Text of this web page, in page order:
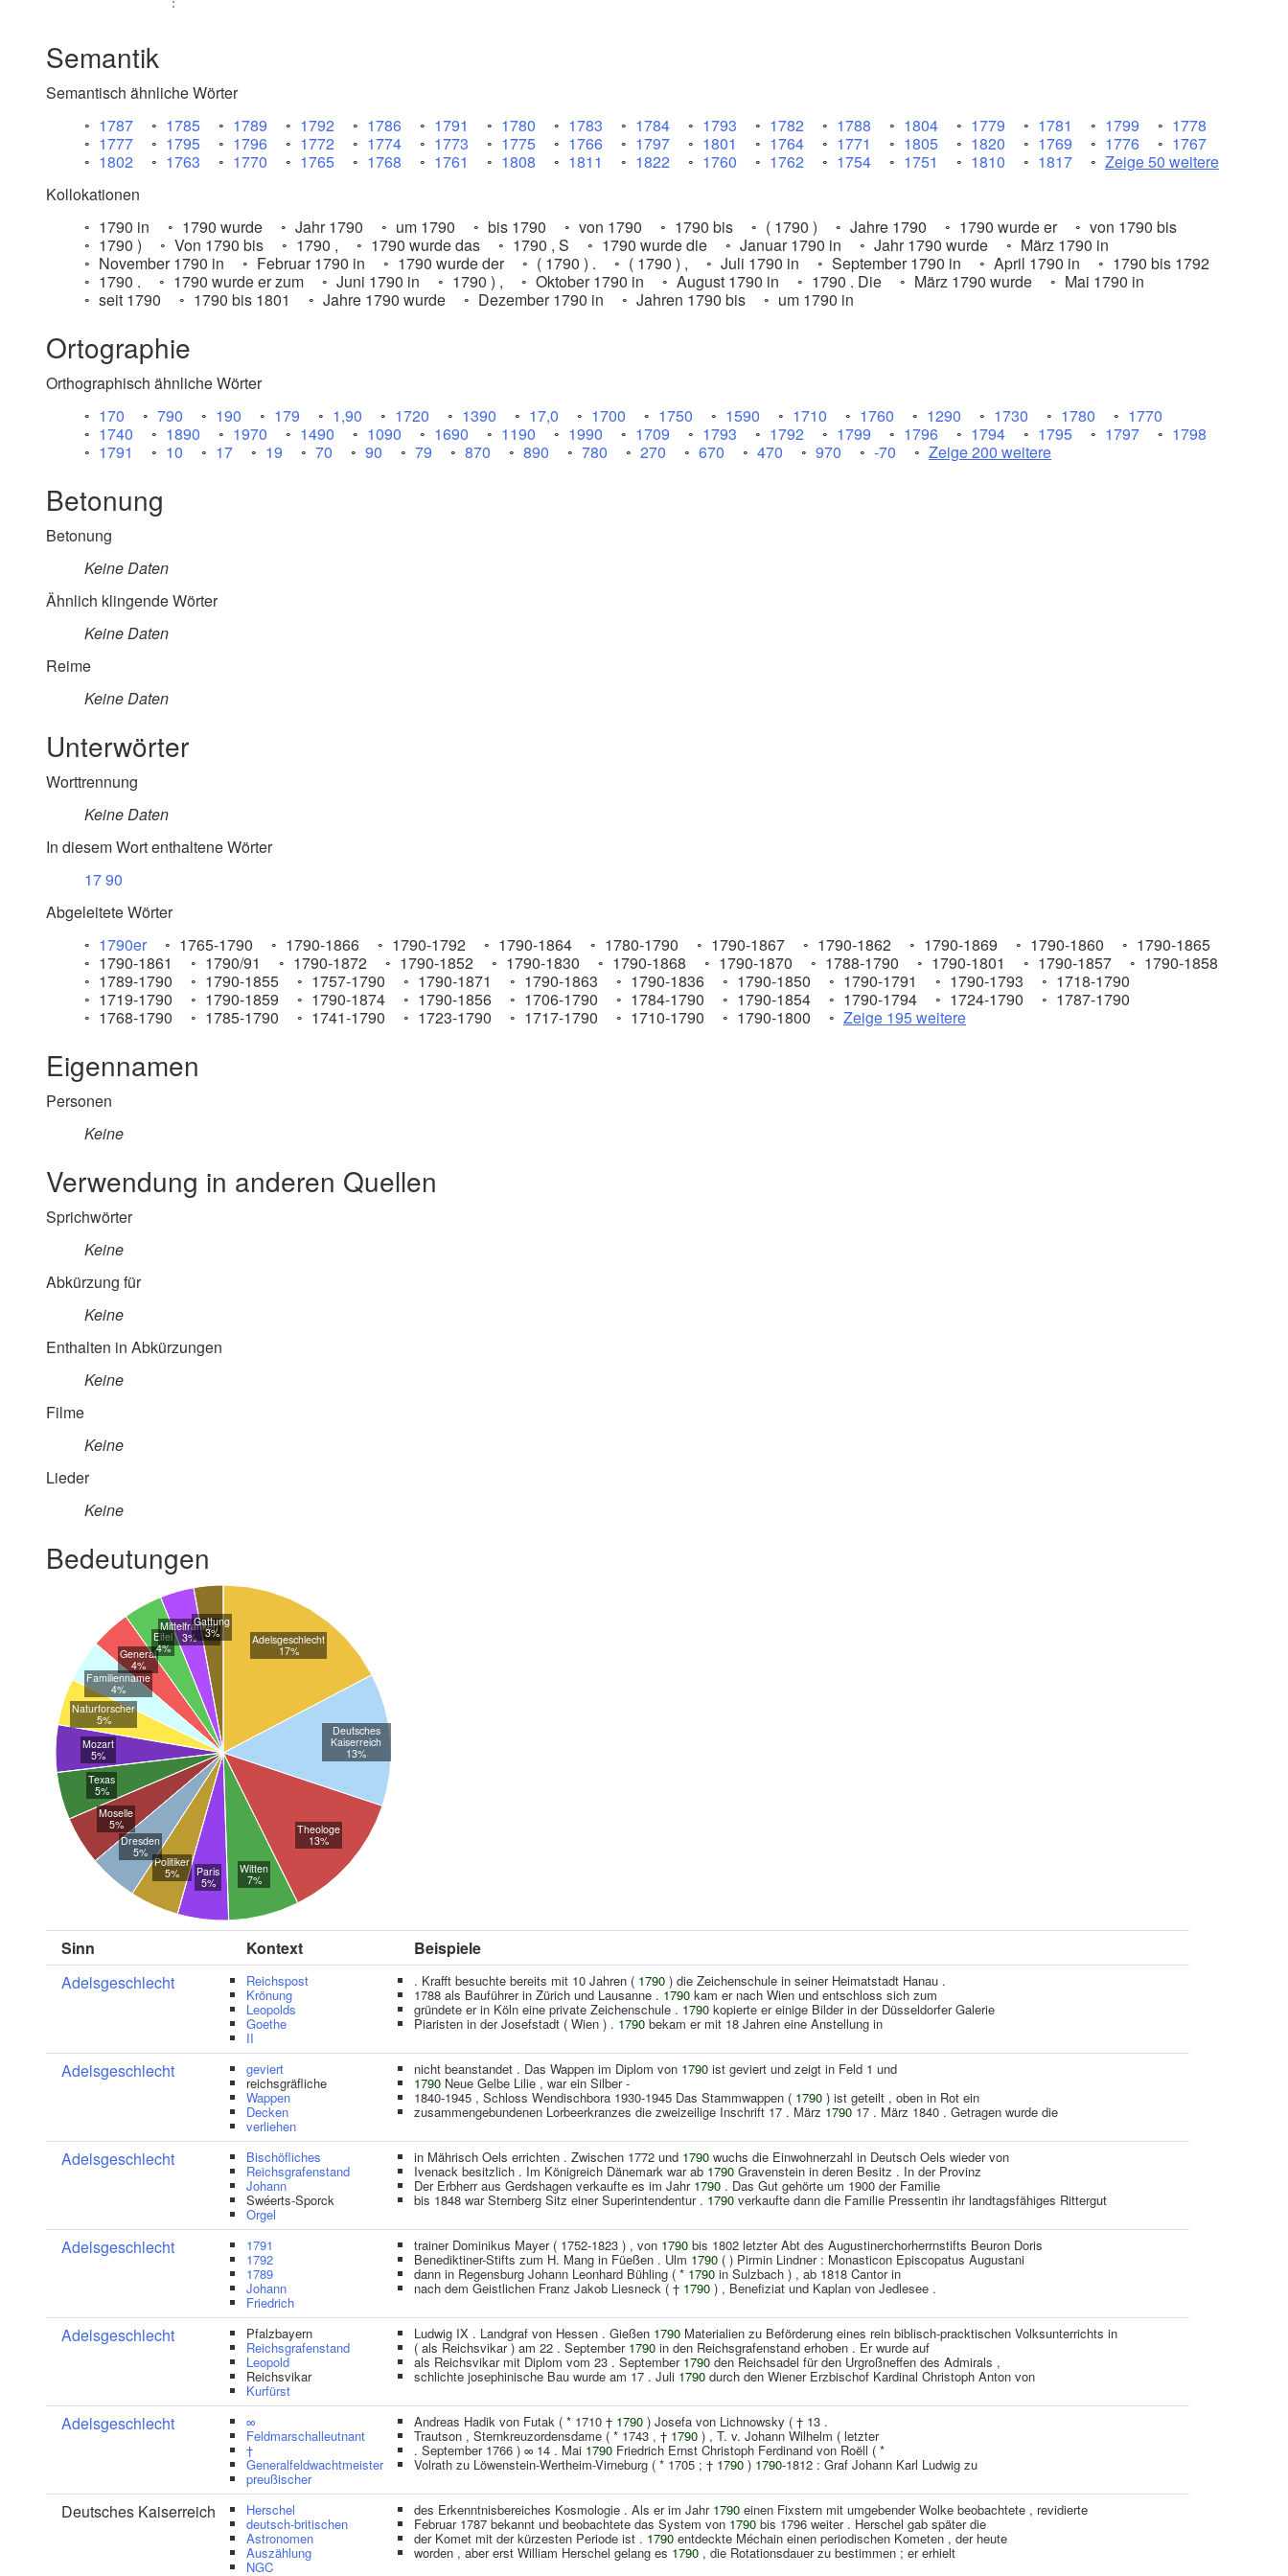
Semantik
Semantisch ähnliche Wörter
1787
1785 1789 1792 1786 1791 1780 1783 1784 1793 1782 1788 1804 1779 1781 1799
1778
1777
1795 1796 1772 1774 1773 1775 1766 1797 1801 1764 1771 1805 1820 1769 1776
1767
1802
1763 1770 1765 1768 1761 1808 1811 1822 1760 1762 1754 1751 1810 1817
Zeige 50 weitere
Kollokationen
1790 in
1790 wurde Jahr 1790 um 1790 bis 1790 von 1790 1790 bis ( 1790 ) Jahre 1790 1790 wurde er
von 1790 bis
1790 )
Von 1790 bis 1790 , 1790 wurde das 1790 , S 1790 wurde die Januar 1790 in Jahr 1790 wurde
März 1790 in
November 1790 in
Februar 1790 in 1790 wurde der ( 1790 ) . ( 1790 ) , Juli 1790 in September 1790 in April 1790 in
1790 bis 1792
1790 .
1790 wurde er zum Juni 1790 in 1790 ) , Oktober 1790 in August 1790 in 1790 . Die März 1790 wurde
Mai 1790 in
seit 1790
1790 bis 1801 Jahre 1790 wurde Dezember 1790 in Jahren 1790 bis um 1790 in
Ortographie
Orthographisch ähnliche Wörter
170
790 190 179 1,90 1720 1390 17,0 1700 1750 1590 1710 1760 1290 1730 1780
1770
1740
1890 1970 1490 1090 1690 1190 1990 1709 1793 1792 1799 1796 1794 1795 1797
1798
1791
10 17 19 70 90 79 870 890 780 270 670 470 970 -70 Zeige 200 weitere
Betonung
Betonung
Keine Daten
Ähnlich klingende Wörter
Keine Daten
Reime
Keine Daten
Unterwörter
Worttrennung
Keine Daten
In diesem Wort enthaltene Wörter
1790
Abgeleitete Wörter
1790er
1765-1790 1790-1866 1790-1792 1790-1864 1780-1790 1790-1867 1790-1862 1790-1869 1790-1860
1790-1865
1790-1861
1790/91 1790-1872 1790-1852 1790-1830 1790-1868 1790-1870 1788-1790 1790-1801 1790-1857
1790-1858
1789-1790
1790-1855 1757-1790 1790-1871 1790-1863 1790-1836 1790-1850 1790-1791 1790-1793
1718-1790
1719-1790
1790-1859 1790-1874 1790-1856 1706-1790 1784-1790 1790-1854 1790-1794 1724-1790
1787-1790
1768-1790
1785-1790 1741-1790 1723-1790 1717-1790 1710-1790 1790-1800 Zeige 195 weitere
Eigennamen
Personen
Keine
Verwendung in anderen Quellen
Sprichwörter
Keine
Abkürzung für
Keine
Enthalten in Abkürzungen
Keine
Filme
Keine
Lieder
Keine
Bedeutungen
Adelsgeschlecht
17%
Deutsches
Kaiserreich
13%
Theologe
13%
Witten
7%
Paris
5%
Politiker
5%
Dresden
5%
Moselle
5%
Texas
5%
Mozart
5%
Naturforscher
5%
Familienname
4%
General
4%
Eifel
4%
Mittelfranken
3%
Gattung
3%
Sinn Kontext
Beispiele
Adelsgeschlecht
Reichspost
Krönung
Leopolds
Goethe
II
. Krafft besuchte bereits mit 10 Jahren ( 1790 ) die Zeichenschule in seiner Heimatstadt Hanau .
1788 als Bauführer in Zürich und Lausanne . 1790 kam er nach Wien und entschloss sich zum
gründete er in Köln eine private Zeichenschule . 1790 kopierte er einige Bilder in der Düsseldorfer Galerie
Piaristen in der Josefstadt ( Wien ) . 1790 bekam er mit 18 Jahren eine Anstellung in
Adelsgeschlecht geviert
reichsgräfliche
Wappen
Decken
verliehen
nicht beanstandet . Das Wappen im Diplom von 1790 ist geviert und zeigt in Feld 1 und
1790 Neue Gelbe Lilie , war ein Silber -
1840-1945 , Schloss Wendischbora 1930-1945 Das Stammwappen ( 1790 ) ist geteilt , oben in Rot ein
zusammengebundenen Lorbeerkranzes die zweizeilige Inschrift 17 . März 179017 . März 1840 . Getragen wurde die
Adelsgeschlecht Bischöfliches
Reichsgrafenstand
Johann
Swéerts-Sporck
Orgel
in Mährisch Oels errichten . Zwischen 1772 und 1790 wuchs die Einwohnerzahl in Deutsch Oels wieder von
Ivenack besitzlich . Im Königreich Dänemark war ab 1790 Gravenstein in deren Besitz . In der Provinz
Der Erbherr aus Gerdshagen verkaufte es im Jahr 1790 . Das Gut gehörte um 1900 der Familie
bis 1848 war Sternberg Sitz einer Superintendentur . 1790 verkaufte dann die Familie Pressentin ihr landtagsfähiges Rittergut
Adelsgeschlecht 1791
1792
1789
Johann
Friedrich
trainer Dominikus Mayer ( 1752-1823 ) , von 1790 bis 1802 letzter Abt des Augustinerchorherrnstifts Beuron Doris
Benediktiner-Stifts zum H. Mang in Füeßen . Ulm 1790 ( ) Pirmin Lindner : Monasticon Episcopatus Augustani
dann in Regensburg Johann Leonhard Bühling ( * 1790 in Sulzbach ) , ab 1818 Cantor in
nach dem Geistlichen Franz Jakob Liesneck ( † 1790 ) , Benefiziat und Kaplan von Jedlesee .
Adelsgeschlecht Pfalzbayern
Reichsgrafenstand
Leopold
Reichsvikar
Kurfürst
Ludwig IX . Landgraf von Hessen . Gießen 1790 Materialien zu Beförderung eines rein biblisch-pracktischen Volksunterrichts in
( als Reichsvikar ) am 22 . September 1790 in den Reichsgrafenstand erhoben . Er wurde auf
als Reichsvikar mit Diplom vom 23 . September 1790 den Reichsadel für den Urgroßneffen des Admirals ,
schlichte josephinische Bau wurde am 17 . Juli 1790 durch den Wiener Erzbischof Kardinal Christoph Anton von
Adelsgeschlecht ∞
Feldmarschalleutnant
†
Generalfeldwachtmeister
preußischer
Andreas Hadik von Futak ( * 1710 † 1790 ) Josefa von Lichnowsky ( † 13 .
Trautson , Sternkreuzordensdame ( * 1743 , † 1790 ) , T. v. Johann Wilhelm ( letzter
. September 1766 ) ∞ 14 . Mai 1790 Friedrich Ernst Christoph Ferdinand von Roëll ( *
Volrath zu Löwenstein-Wertheim-Virneburg ( * 1705 ; † 1790 ) 1790-1812 : Graf Johann Karl Ludwig zu
Deutsches Kaiserreich Herschel
deutsch-britischen
Astronomen
Auszählung
NGC
des Erkenntnisbereiches Kosmologie . Als er im Jahr 1790 einen Fixstern mit umgebender Wolke beobachtete , revidierte
Februar 1787 bekannt und beobachtete das System von 1790 bis 1796 weiter . Herschel gab später die
der Komet mit der kürzesten Periode ist . 1790 entdeckte Méchain einen periodischen Kometen , der heute
worden , aber erst William Herschel gelang es 1790 , die Rotationsdauer zu bestimmen ; er erhielt